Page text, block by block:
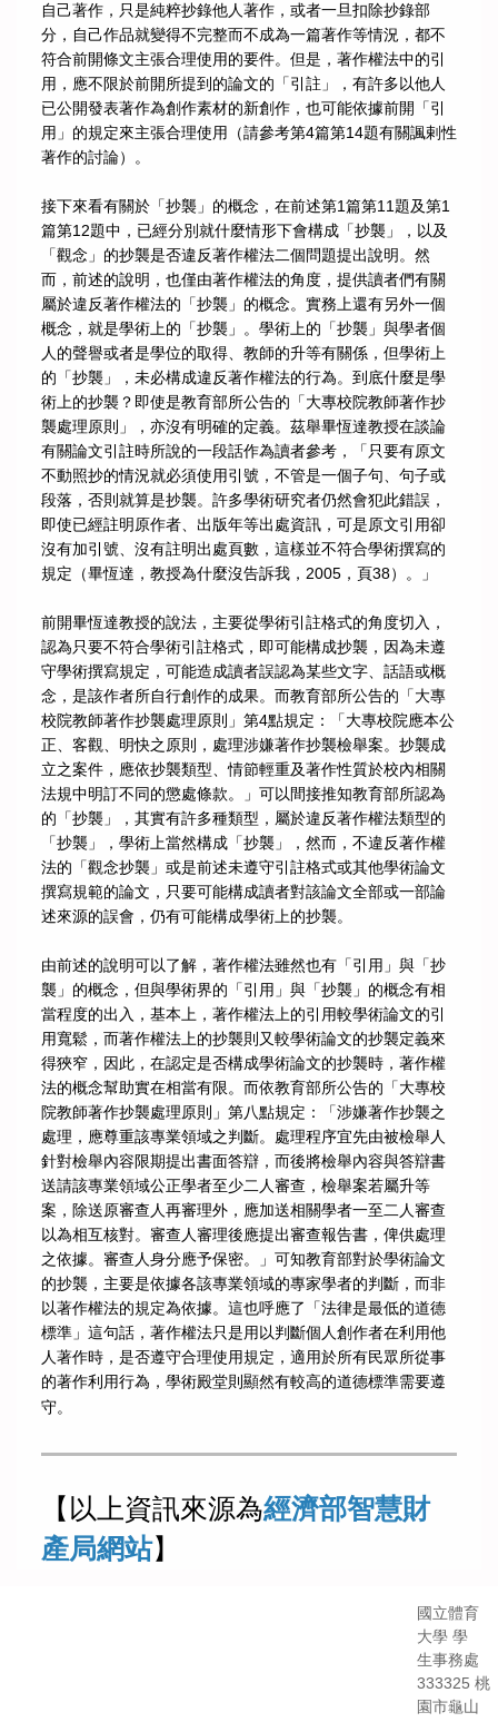
自己著作，只是純粹抄錄他人著作，或者一旦扣除抄錄部
分，自己作品就變得不完整而不成為一篇著作等情況，都不
符合前開條文主張合理使用的要件。但是，著作權法中的引
用，應不限於前開所提到的論文的「引註」，有許多以他人
已公開發表著作為創作素材的新創作，也可能依據前開「引
用」的規定來主張合理使用（請參考第4篇第14題有關諷剌性
著作的討論）。
接下來看有關於「抄襲」的概念，在前述第1篇第11題及第1
篇第12題中，已經分別就什麼情形下會構成「抄襲」，以及
「觀念」的抄襲是否違反著作權法二個問題提出說明。然
而，前述的說明，也僅由著作權法的角度，提供讀者們有關
屬於違反著作權法的「抄襲」的概念。實務上還有另外一個
概念，就是學術上的「抄襲」。學術上的「抄襲」與學者個
人的聲譽或者是學位的取得、教師的升等有關係，但學術上
的「抄襲」，未必構成違反著作權法的行為。到底什麼是學
術上的抄襲？即使是教育部所公告的「大專校院教師著作抄
襲處理原則」，亦沒有明確的定義。茲舉畢恆達教授在談論
有關論文引註時所說的一段話作為讀者參考，「只要有原文
不動照抄的情況就必須使用引號，不管是一個子句、句子或
段落，否則就算是抄襲。許多學術研究者仍然會犯此錯誤，
即使已經註明原作者、出版年等出處資訊，可是原文引用卻
沒有加引號、沒有註明出處頁數，這樣並不符合學術撰寫的
規定（畢恆達，教授為什麼沒告訴我，2005，頁38）。」
前開畢恆達教授的說法，主要從學術引註格式的角度切入，
認為只要不符合學術引註格式，即可能構成抄襲，因為未遵
守學術撰寫規定，可能造成讀者誤認為某些文字、話語或概
念，是該作者所自行創作的成果。而教育部所公告的「大專
校院教師著作抄襲處理原則」第4點規定：「大專校院應本公
正、客觀、明快之原則，處理涉嫌著作抄襲檢舉案。抄襲成
立之案件，應依抄襲類型、情節輕重及著作性質於校內相關
法規中明訂不同的懲處條款。」可以間接推知教育部所認為
的「抄襲」，其實有許多種類型，屬於違反著作權法類型的
「抄襲」，學術上當然構成「抄襲」，然而，不違反著作權
法的「觀念抄襲」或是前述未遵守引註格式或其他學術論文
撰寫規範的論文，只要可能構成讀者對該論文全部或一部論
述來源的誤會，仍有可能構成學術上的抄襲。
由前述的說明可以了解，著作權法雖然也有「引用」與「抄
襲」的概念，但與學術界的「引用」與「抄襲」的概念有相
當程度的出入，基本上，著作權法上的引用較學術論文的引
用寬鬆，而著作權法上的抄襲則又較學術論文的抄襲定義來
得狹窄，因此，在認定是否構成學術論文的抄襲時，著作權
法的概念幫助實在相當有限。而依教育部所公告的「大專校
院教師著作抄襲處理原則」第八點規定：「涉嫌著作抄襲之
處理，應尊重該專業領域之判斷。處理程序宜先由被檢舉人
針對檢舉內容限期提出書面答辯，而後將檢舉內容與答辯書
送請該專業領域公正學者至少二人審查，檢舉案若屬升等
案，除送原審查人再審理外，應加送相關學者一至二人審查
以為相互核對。審查人審理後應提出審查報告書，俾供處理
之依據。審查人身分應予保密。」可知教育部對於學術論文
的抄襲，主要是依據各該專業領域的專家學者的判斷，而非
以著作權法的規定為依據。這也呼應了「法律是最低的道德
標準」這句話，著作權法只是用以判斷個人創作者在利用他
人著作時，是否遵守合理使用規定，適用於所有民眾所從事
的著作利用行為，學術殿堂則顯然有較高的道德標準需要遵
守。
【以上資訊來源為經濟部智慧財
產局網站】
國立體育
大學 學
生事務處
333325 桃
園市龜山